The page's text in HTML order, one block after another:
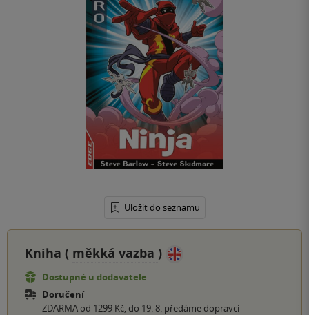
Uložit do seznamu
Kniha ( měkká vazba )
Dostupné u dodavatele
Doručení
ZDARMA od 1299 Kč, do 19. 8. předáme dopravci